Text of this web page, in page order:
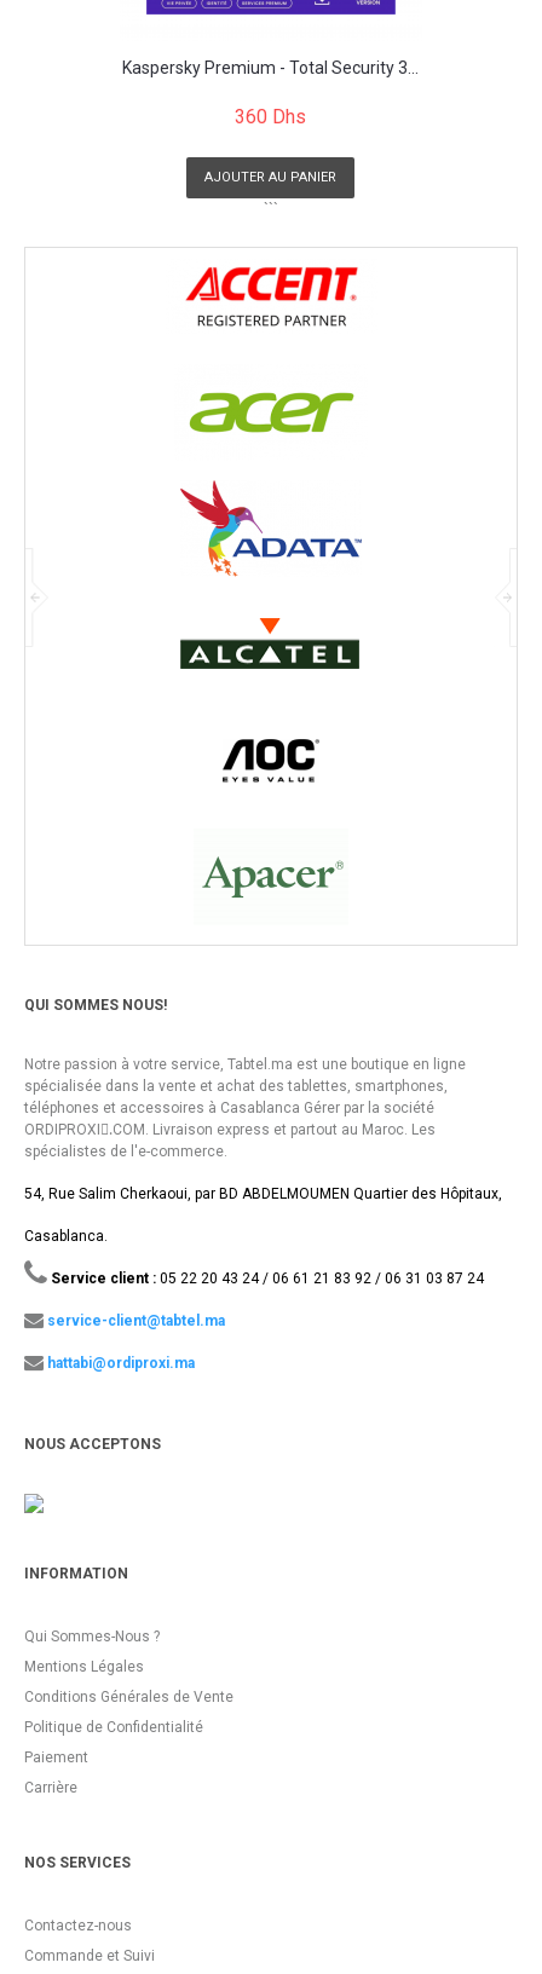
Kaspersky Premium - Total Security 3...
360 Dhs
AJOUTER AU PANIER
```
QUI SOMMES NOUS!
Notre passion à votre service, Tabtel.ma est une boutique en ligne
spécialisée dans la vente et achat des tablettes, smartphones,
téléphones et accessoires à Casablanca Gérer par la société
ORDIPROXI.ِCOM. Livraison express et partout au Maroc. Les
spécialistes de l'e-commerce.
54, Rue Salim Cherkaoui, par BD ABDELMOUMEN Quartier des Hôpitaux,
Casablanca.
Service client : 05 22 20 43 24 / 06 61 21 83 92 / 06 31 03 87 24
service-client@tabtel.ma
hattabi@ordiproxi.ma
NOUS ACCEPTONS
INFORMATION
Qui Sommes-Nous ?
Mentions Légales
Conditions Générales de Vente
Politique de Confidentialité
Paiement
Carrière
NOS SERVICES
Contactez-nous
Commande et Suivi